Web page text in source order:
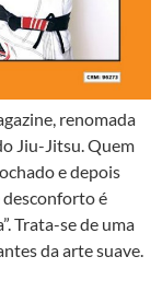
renomada
Jiu-Jitsu. Quem
e depois
desconforto é
Trata-se de uma
da arte suave.